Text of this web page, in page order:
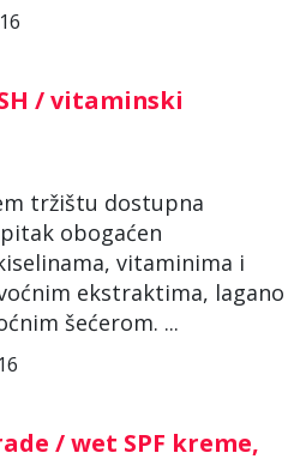
/ vitaminski
tržištu dostupna
obogaćen
vitaminima i
ekstraktima, lagano
šećerom. ...
/ wet SPF kreme,